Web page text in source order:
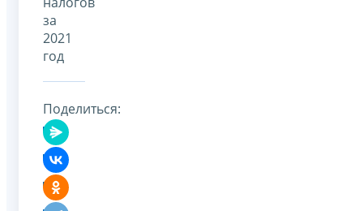
за
2021
год
Поделиться: